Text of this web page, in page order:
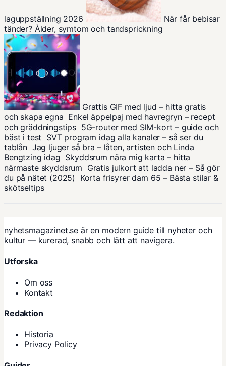
laguppställning 2026
När får bebisar
tänder? Ålder, symtom och tandsprickning
Grattis GIF med ljud – hitta gratis
och skapa egna Enkel äppelpaj med havregryn – recept
och gräddningstips 5G-router med SIM-kort – guide och
bäst i test SVT program idag alla kanaler – så ser du
tablån Jag ljuger så bra – låten, artisten och Linda
Bengtzing idag Skyddsrum nära mig karta – hitta
närmaste skyddsrum Gratis julkort att ladda ner – Så gör
du på nätet (2025)
Korta frisyrer dam 65 – Bästa stilar &
skötseltips
nyhetsmagazinet.se är en modern guide till nyheter och
kultur — kurerad, snabb och lätt att navigera.
Utforska
Om oss
Kontakt
Redaktion
Historia
Privacy Policy